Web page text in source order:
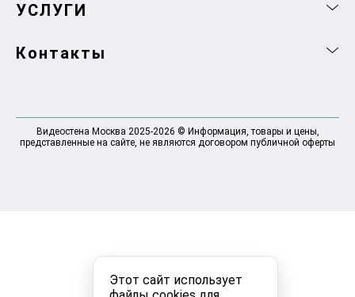
Этот сайт использует
УСЛУГИ
Контакты
Видеостена Москва 2025-2026 © Информация, товары и цены,
представленные на сайте, не являются договором публичной оферты